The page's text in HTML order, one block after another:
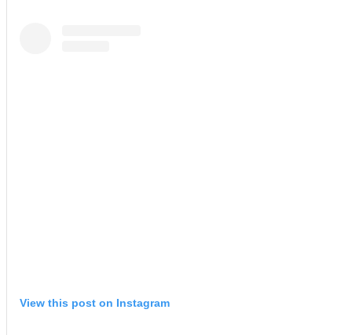
View this post on Instagram